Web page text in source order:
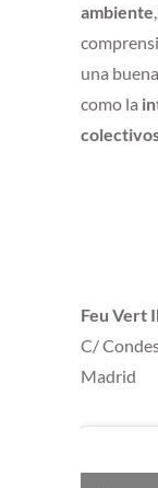
ambiente
una buena
como la
Feu Vert
C/
Madrid